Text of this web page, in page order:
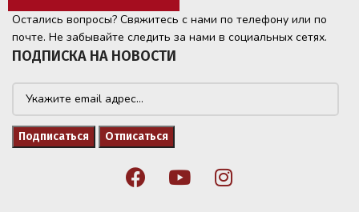
Остались вопросы? Свяжитесь с нами по телефону или по
почте. Не забывайте следить за нами в социальных сетях.
ПОДПИСКА НА НОВОСТИ